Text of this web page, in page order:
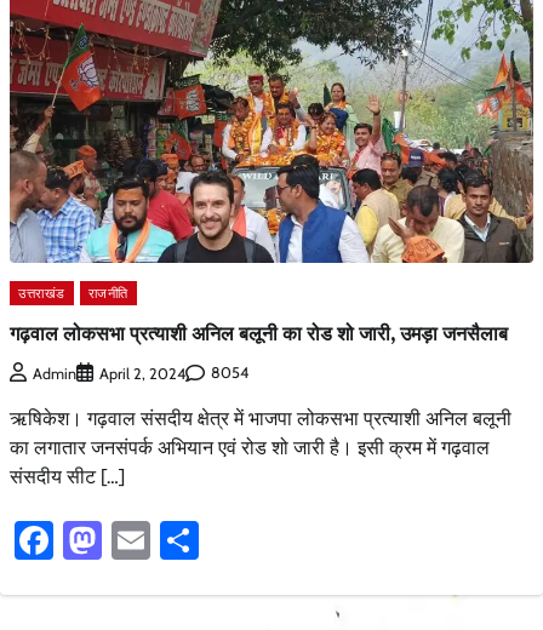
उत्तराखंड राजनीति
गढ़वाल लोकसभा प्रत्याशी अनिल बलूनी का रोड शो जारी, उमड़ा जनसैलाब
Admin April 2, 2024 8054
ऋषिकेश। गढ़वाल संसदीय क्षेत्र में भाजपा लोकसभा प्रत्याशी अनिल बलूनी
का लगातार जनसंपर्क अभियान एवं रोड शो जारी है। इसी क्रम में गढ़वाल
संसदीय सीट […]
Facebook
Mastodon
Email